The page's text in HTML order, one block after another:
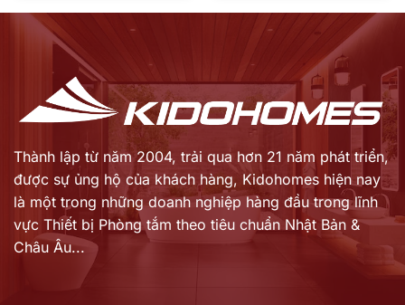
26.072.000 ₫.
17.730.000 ₫.
Thành lập từ năm 2004, trải qua hơn 21 năm phát triển,
được sự ủng hộ của khách hàng, Kidohomes hiện nay
là một trong những doanh nghiệp hàng đầu trong lĩnh
vực Thiết bị Phòng tắm theo tiêu chuẩn Nhật Bản &
Châu Âu...